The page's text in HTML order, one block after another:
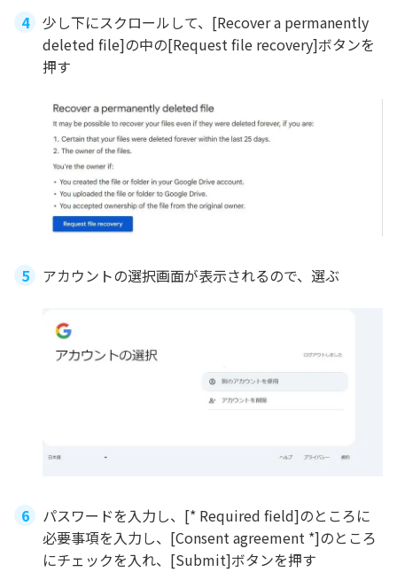
少し下にスクロールして、[Recover a permanently
deleted file]の中の[Request file recovery]ボタンを
押す
アカウントの選択画面が表示されるので、選ぶ
パスワードを入力し、[* Required field]のところに
必要事項を入力し、[Consent agreement *]のところ
にチェックを入れ、[Submit]ボタンを押す